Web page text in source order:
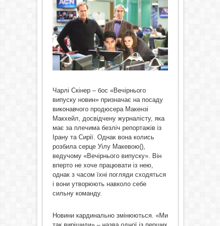
Чарлі Скінер – бос «Вечірнього
випуску новин» призначає на посаду
виконавчого продюсера Макензі
Макхейл, досвідчену журналісту, яка
має за плечима безліч репортажів із
Ірану та Сирії. Однак вона колись
розбила серце Уілу Макевою(),
ведучому «Вечірнього випуску». Він
вперто не хоче працювати із нею,
однак з часом їхні погляди сходяться
і вони утворюють навколо себе
сильну команду.
Новини кардинально змінюються. «Ми